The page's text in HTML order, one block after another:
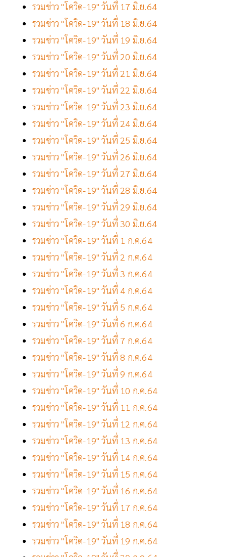
รวมข่าว "โควิด-19" วันที่ 17 มิ.ย.64
รวมข่าว "โควิด-19" วันที่ 18 มิ.ย.64
รวมข่าว "โควิด-19" วันที่ 19 มิ.ย.64
รวมข่าว "โควิด-19" วันที่ 20 มิ.ย.64
รวมข่าว "โควิด-19" วันที่ 21 มิ.ย.64
รวมข่าว "โควิด-19" วันที่ 22 มิ.ย.64
รวมข่าว "โควิด-19" วันที่ 23 มิ.ย.64
รวมข่าว "โควิด-19" วันที่ 24 มิ.ย.64
รวมข่าว "โควิด-19" วันที่ 25 มิ.ย.64
รวมข่าว "โควิด-19" วันที่ 26 มิ.ย.64
รวมข่าว "โควิด-19" วันที่ 27 มิ.ย.64
รวมข่าว "โควิด-19" วันที่ 28 มิ.ย.64
รวมข่าว "โควิด-19" วันที่ 29 มิ.ย.64
รวมข่าว "โควิด-19" วันที่ 30 มิ.ย.64
รวมข่าว "โควิด-19" วันที่ 1 ก.ค.64
รวมข่าว "โควิด-19" วันที่ 2 ก.ค.64
รวมข่าว "โควิด-19" วันที่ 3 ก.ค.64
รวมข่าว "โควิด-19" วันที่ 4 ก.ค.64
รวมข่าว "โควิด-19" วันที่ 5 ก.ค.64
รวมข่าว "โควิด-19" วันที่ 6 ก.ค.64
รวมข่าว "โควิด-19" วันที่ 7 ก.ค.64
รวมข่าว "โควิด-19" วันที่ 8 ก.ค.64
รวมข่าว "โควิด-19" วันที่ 9 ก.ค.64
รวมข่าว "โควิด-19" วันที่ 10 ก.ค.64
รวมข่าว "โควิด-19" วันที่ 11 ก.ค.64
รวมข่าว "โควิด-19" วันที่ 12 ก.ค.64
รวมข่าว "โควิด-19" วันที่ 13 ก.ค.64
รวมข่าว "โควิด-19" วันที่ 14 ก.ค.64
รวมข่าว "โควิด-19" วันที่ 15 ก.ค.64
รวมข่าว "โควิด-19" วันที่ 16 ก.ค.64
รวมข่าว "โควิด-19" วันที่ 17 ก.ค.64
รวมข่าว "โควิด-19" วันที่ 18 ก.ค.64
รวมข่าว "โควิด-19" วันที่ 19 ก.ค.64